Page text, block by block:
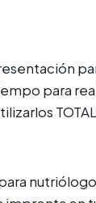
para